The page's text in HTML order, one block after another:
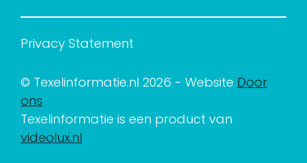
Privacy Statement
© Texelinformatie.nl 2026 - Website Door
ons
Texelinformatie is een product van
videolux.nl